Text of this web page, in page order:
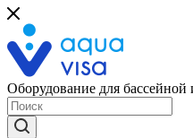
Оборудование для бассейной